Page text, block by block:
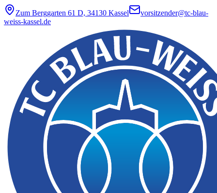
Zum Berggarten 61 D, 34130 Kassel
vorsitzender@tc-blau-
weiss-kassel.de